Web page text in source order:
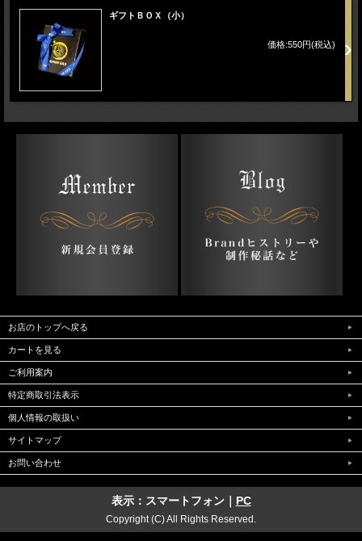
ギフトＢＯＸ（小）
価格:550円(税込)
お店のトップへ戻る
カートを見る
ご利用案内
特定商取引法表示
個人情報の取扱い
サイトマップ
お問い合わせ
表示：スマートフォン｜ PC
Copyright (C) All Rights Reserved.